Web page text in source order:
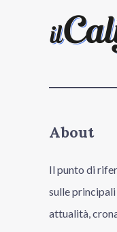
About
Il punto di
sulle
attualità,